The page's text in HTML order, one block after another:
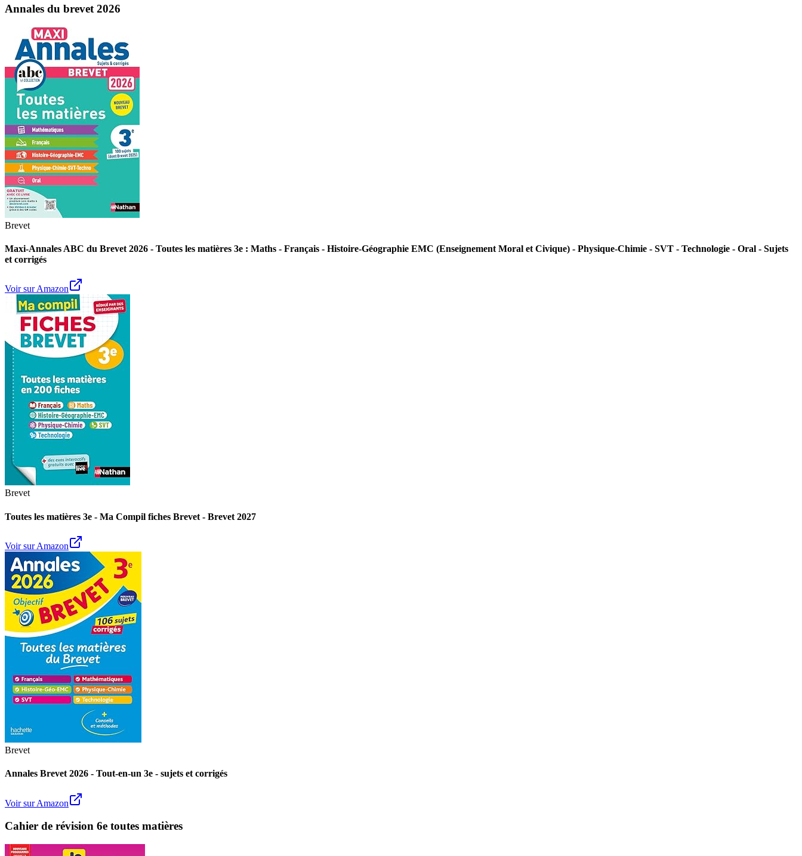
Annales du brevet 2026
Brevet
Maxi-Annales ABC du Brevet 2026 - Toutes les matières 3e : Maths - Français - Histoire-Géographie EMC (Enseignement Moral et Civique) - Physique-Chimie - SVT - Technologie - Oral - Sujets
et corrigés
Voir sur Amazon
Brevet
Toutes les matières 3e - Ma Compil fiches Brevet - Brevet 2027
Voir sur Amazon
Brevet
Annales Brevet 2026 - Tout-en-un 3e - sujets et corrigés
Voir sur Amazon
Cahier de révision 6e toutes matières